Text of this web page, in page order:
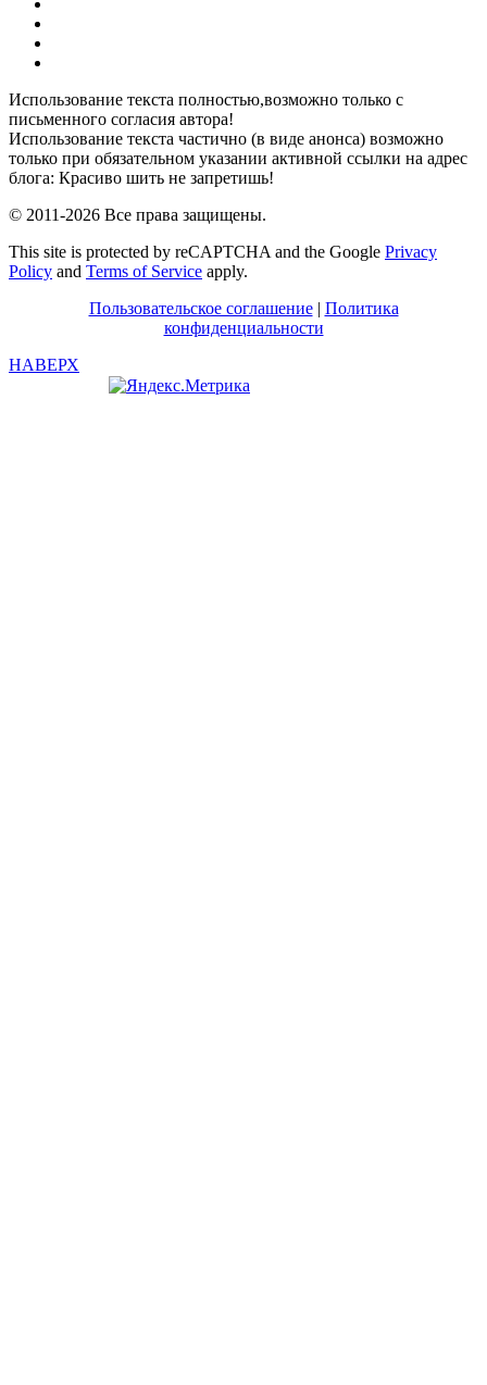
Использование текста полностью,возможно только с
письменного согласия автора!
Использование текста частично (в виде анонса) возможно
только при обязательном указании активной ссылки на адрес
блога: Красиво шить не запретишь!
© 2011-2026 Все права защищены.
This site is protected by reCAPTCHA and the Google Privacy
Policy and Terms of Service apply.
Пользовательское соглашение| Политика
конфиденциальности
НАВЕРХ